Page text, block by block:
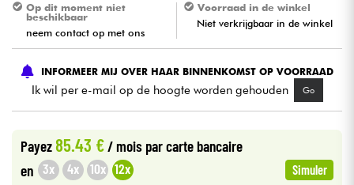
Viool & Quatuor
Kinderen
Kabels & toebehoren
HiFi
Op dit moment niet
beschikbaar
neem contact op met ons
Voorraad in de winkel
Niet verkrijgbaar in de winkel
INFORMEER MIJ OVER HAAR BINNENKOMST OP VOORRAAD
Ik wil per e-mail op de hoogte worden gehouden Go
Payez 85.43 €/ mois par carte bancaire
en 3x 4x 10x 12x Simuler